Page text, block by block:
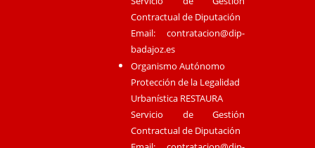
Contractual de Diputación
Email:contratacion@dip-
badajoz.es
Organismo Autónomo
Protección de la Legalidad
Urbanística RESTAURA
Servicio de Gestión
Contractual de Diputación